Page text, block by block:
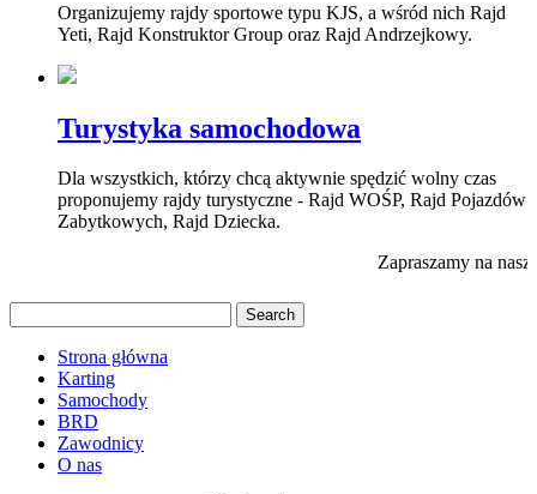
Organizujemy rajdy sportowe typu KJS, a wśród nich Rajd
Yeti, Rajd Konstruktor Group oraz Rajd Andrzejkowy.
Turystyka samochodowa
Dla wszystkich, którzy chcą aktywnie spędzić wolny czas
proponujemy rajdy turystyczne - Rajd WOŚP, Rajd Pojazdów
Zabytkowych, Rajd Dziecka.
Zapraszamy na
Strona główna
Karting
Samochody
BRD
Zawodnicy
O nas